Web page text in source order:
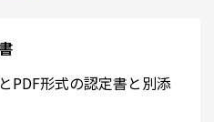
PDF形式の認定書と別添